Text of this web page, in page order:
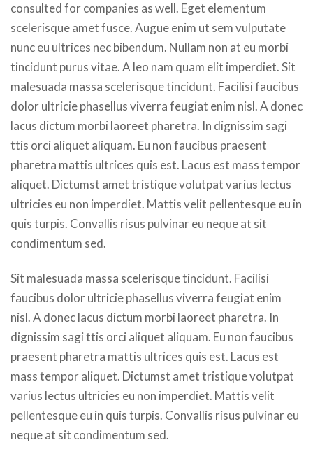
consulted for companies as well. Eget elementum
scelerisque amet fusce. Augue enim ut sem vulputate
nunc eu ultrices nec bibendum. Nullam non at eu morbi
tincidunt purus vitae. A leo nam quam elit imperdiet. Sit
malesuada massa scelerisque tincidunt. Facilisi faucibus
dolor ultricie phasellus viverra feugiat enim nisl. A donec
lacus dictum morbi laoreet pharetra. In dignissim sagi
ttis orci aliquet aliquam. Eu non faucibus praesent
pharetra mattis ultrices quis est. Lacus est mass tempor
aliquet. Dictumst amet tristique volutpat varius lectus
ultricies eu non imperdiet. Mattis velit pellentesque eu in
quis turpis. Convallis risus pulvinar eu neque at sit
condimentum sed.
Sit malesuada massa scelerisque tincidunt. Facilisi
faucibus dolor ultricie phasellus viverra feugiat enim
nisl. A donec lacus dictum morbi laoreet pharetra. In
dignissim sagi ttis orci aliquet aliquam. Eu non faucibus
praesent pharetra mattis ultrices quis est. Lacus est
mass tempor aliquet. Dictumst amet tristique volutpat
varius lectus ultricies eu non imperdiet. Mattis velit
pellentesque eu in quis turpis. Convallis risus pulvinar eu
neque at sit condimentum sed.